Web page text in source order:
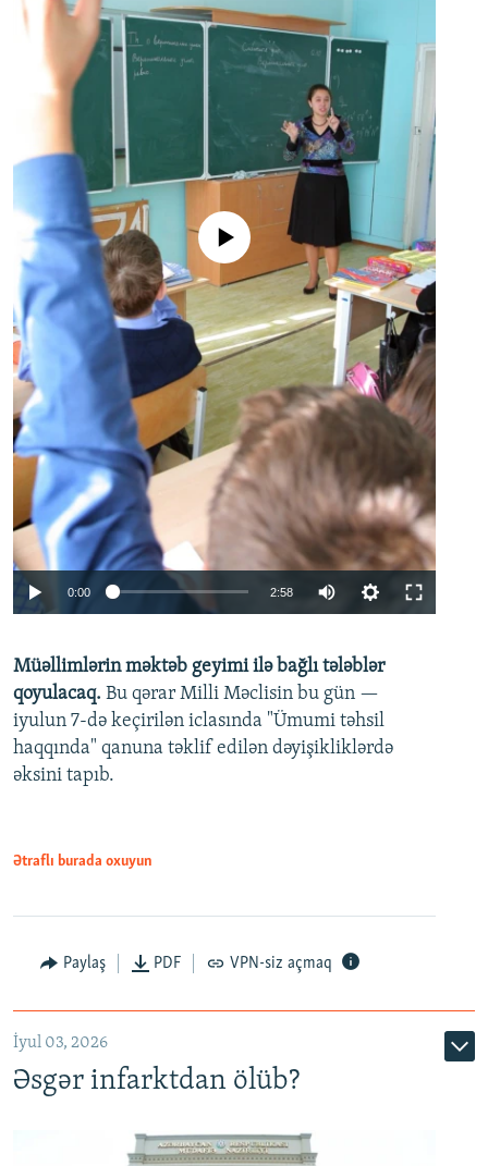
Auto 240p 360p 480p
720p 1080p
No media source currently available
0:00 2:58
360p
480p
720p
Müəllimlərin məktəb geyimi ilə bağlı tələblər
qoyulacaq. Bu qərar Milli Məclisin bu gün —
iyulun 7-də keçirilən iclasında "Ümumi təhsil
haqqında" qanuna təklif edilən dəyişikliklərdə
əksini tapıb.
Ətraflı burada oxuyun
Paylaş PDF VPN-siz açmaq
İyul 03, 2026
Əsgər infarktdan ölüb?